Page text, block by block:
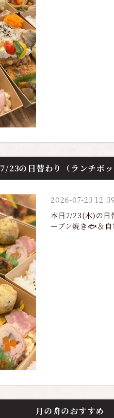
7/23の日替わり（ランチボッ
2026-07-23
本日7/23(木)の日
ーブン焼き🐟＆
月の舟のおすすめ